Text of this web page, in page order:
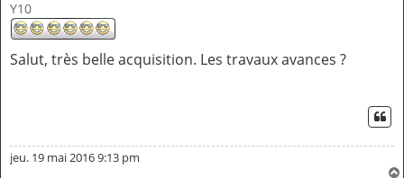
Y10
Salut, très belle acquisition. Les travaux avances ?
jeu. 19 mai 2016 9:13 pm